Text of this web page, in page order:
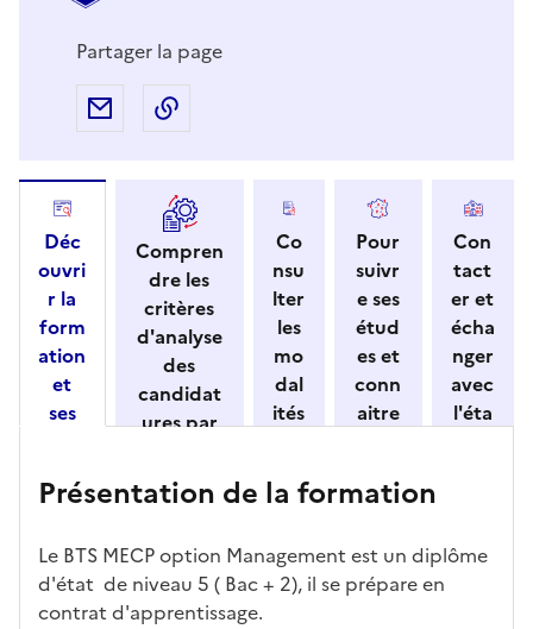
Partager la page
Partager par e-mail
Déc
ouvri
r la
form
ation
et
ses
stiqu
Compren
dre les
critères
d'analyse
des
candidat
ures par
ment
Co
nsu
lter
les
mo
dal
ités
ndi
ure
Pour
suivr
e ses
étud
es et
conn
aitre
uché
Con
tact
er et
écha
nger
avec
l'éta
Présentation de la formation
Le BTS MECP option Management est un diplôme
d'état de niveau 5 ( Bac + 2), il se prépare en
contrat d'apprentissage.